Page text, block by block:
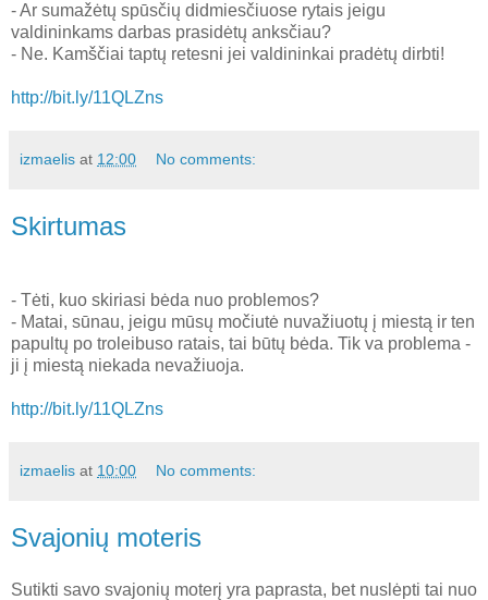
- Ar sumažėtų spūsčių didmiesčiuose rytais jeigu
valdininkams darbas prasidėtų anksčiau?
- Ne. Kamščiai taptų retesni jei valdininkai pradėtų dirbti!
http://bit.ly/11QLZns
izmaelis at 12:00 No comments:
Skirtumas
- Tėti, kuo skiriasi bėda nuo problemos?
- Matai, sūnau, jeigu mūsų močiutė nuvažiuotų į miestą ir ten
papultų po troleibuso ratais, tai būtų bėda. Tik va problema -
ji į miestą niekada nevažiuoja.
http://bit.ly/11QLZns
izmaelis at 10:00 No comments:
Svajonių moteris
Sutikti savo svajonių moterį yra paprasta, bet nuslėpti tai nuo